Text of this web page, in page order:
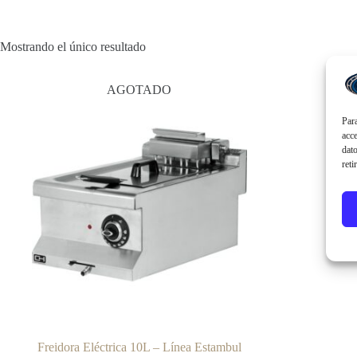
Mostrando el único resultado
AGOTADO
Freidora Eléctrica 10L – Línea Estambul